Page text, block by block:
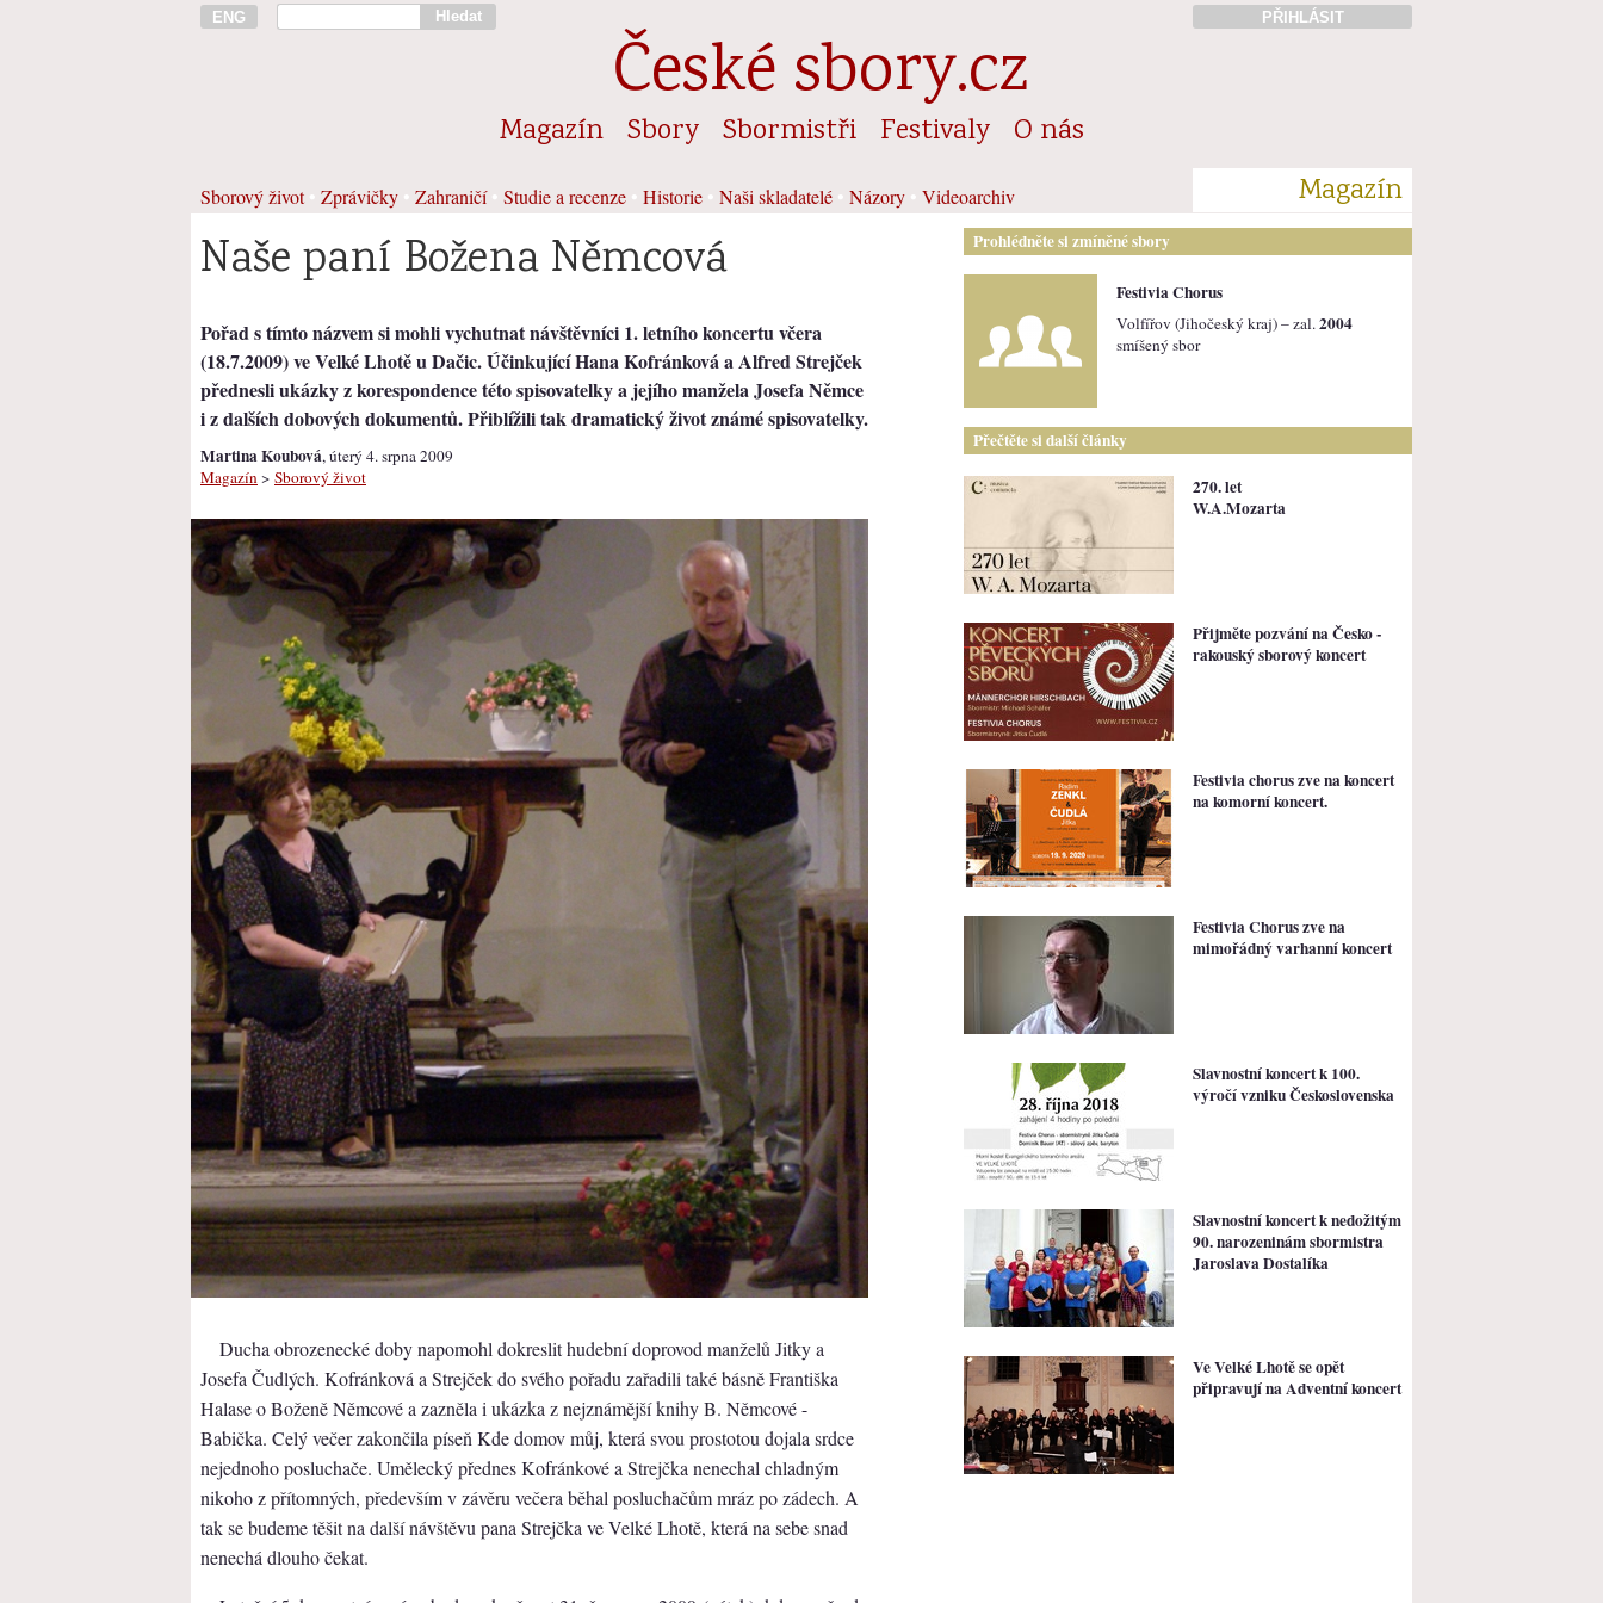
ENG Hledat PŘIHLÁSIT
České sbory.cz
Magazín Sbory Sbormistři Festivaly O nás
Sborový život• Zprávičky Zahraničí• Studie a recenze Historie Naši skladatelé Názory Videoarchiv Magazín
Naše paní Božena Němcová
Pořad s tímto názvem si mohli vychutnat návštěvníci 1. letního koncertu včera
(18.7.2009) ve Velké Lhotě u Dačic. Účinkující Hana Kofránková a Alfred Strejček
přednesli ukázky z korespondence této spisovatelky a jejího manžela Josefa Němce
i z dalších dobových dokumentů. Přiblížili tak dramatický život známé spisovatelky.
Martina Koubová, úterý 4. srpna 2009
Magazín > Sborový život
Ducha obrozenecké doby napomohl dokreslit hudební doprovod manželů Jitky a
Josefa Čudlých. Kofránková a Strejček do svého pořadu zařadili také básně Františka
Halase o Boženě Němcové a zazněla i ukázka z nejznámější knihy B. Němcové -
Babička. Celý večer zakončila píseň Kde domov můj, která svou prostotou dojala srdce
nejednoho posluchače. Umělecký přednes Kofránkové a Strejčka nenechal chladným
nikoho z přítomných, především v závěru večera běhal posluchačům mráz po zádech. A
tak se budeme těšit na další návštěvu pana Strejčka ve Velké Lhotě, která na sebe snad
nenechá dlouho čekat.
Prohlédněte si zmíněné sbory
Festivia Chorus
Volfířov (Jihočeský kraj) – zal. 2004
smíšený sbor
Přečtěte si další články
270. let
W.A.Mozarta
Přijměte pozvání na Česko -
rakouský sborový koncert
Festivia chorus zve na koncert
na komorní koncert.
Festivia Chorus zve na
mimořádný varhanní koncert
Slavnostní koncert k 100.
výročí vzniku Československa
Slavnostní koncert k nedožitým
90. narozeninám sbormistra
Jaroslava Dostalíka
Ve Velké Lhotě se opět
připravují na Adventní koncert